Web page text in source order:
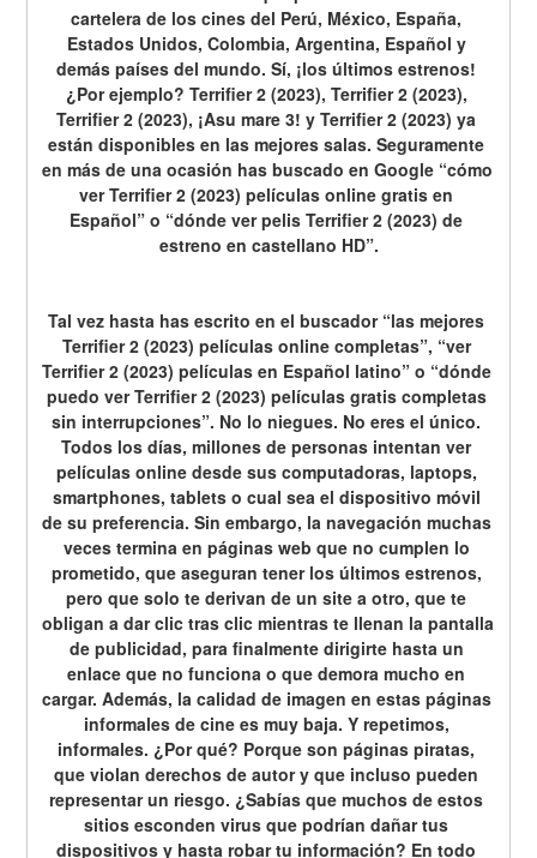
cartelera de los cines del Perú, México, España,
Estados Unidos, Colombia, Argentina, Español y
demás países del mundo. Sí, ¡los últimos estrenos!
¿Por ejemplo? Terrifier 2 (2023), Terrifier 2 (2023),
Terrifier 2 (2023), ¡Asu mare 3! y Terrifier 2 (2023) ya
están disponibles en las mejores salas. Seguramente
en más de una ocasión has buscado en Google “cómo
ver Terrifier 2 (2023) películas online gratis en
Español” o “dónde ver pelis Terrifier 2 (2023) de
estreno en castellano HD”.
Tal vez hasta has escrito en el buscador “las mejores
Terrifier 2 (2023) películas online completas”, “ver
Terrifier 2 (2023) películas en Español latino” o “dónde
puedo ver Terrifier 2 (2023) películas gratis completas
sin interrupciones”. No lo niegues. No eres el único.
Todos los días, millones de personas intentan ver
películas online desde sus computadoras, laptops,
smartphones, tablets o cual sea el dispositivo móvil
de su preferencia. Sin embargo, la navegación muchas
veces termina en páginas web que no cumplen lo
prometido, que aseguran tener los últimos estrenos,
pero que solo te derivan de un site a otro, que te
obligan a dar clic tras clic mientras te llenan la pantalla
de publicidad, para finalmente dirigirte hasta un
enlace que no funciona o que demora mucho en
cargar. Además, la calidad de imagen en estas páginas
informales de cine es muy baja. Y repetimos,
informales. ¿Por qué? Porque son páginas piratas,
que violan derechos de autor y que incluso pueden
representar un riesgo. ¿Sabías que muchos de estos
sitios esconden virus que podrían dañar tus
dispositivos y hasta robar tu información? En todo